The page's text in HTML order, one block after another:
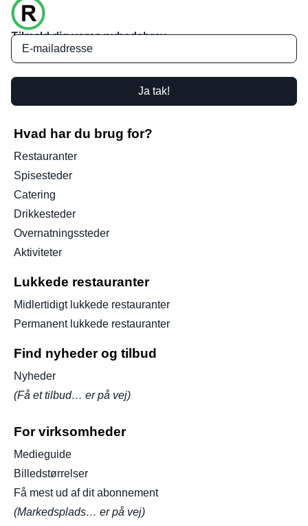
Tilmeld dig vores nyhedsbrev
Ja tak!
Hvad har du brug for?
Restauranter
Spisesteder
Catering
Drikkesteder
Overnatningssteder
Aktiviteter
Lukkede restauranter
Midlertidigt lukkede restauranter
Permanent lukkede restauranter
Find nyheder og tilbud
Nyheder
(Få et tilbud… er på vej)
For virksomheder
Medieguide
Billedstørrelser
Få mest ud af dit abonnement
(Markedsplads… er på vej)